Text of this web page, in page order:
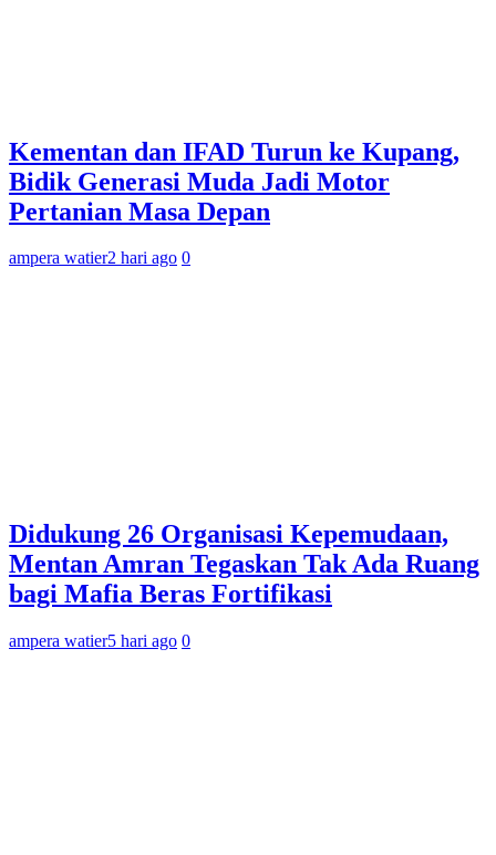
Kementan dan IFAD Turun ke Kupang,
Bidik Generasi Muda Jadi Motor
Pertanian Masa Depan
ampera watier2 hari ago 0
Didukung 26 Organisasi Kepemudaan,
Mentan Amran Tegaskan Tak Ada Ruang
bagi Mafia Beras Fortifikasi
ampera watier5 hari ago 0